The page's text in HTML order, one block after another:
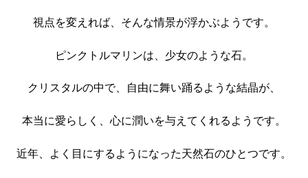
視点を変えれば、そんな情景が浮かぶようです。
ピンクトルマリンは、少女のような石。
クリスタルの中で、自由に舞い踊るような結晶が、
本当に愛らしく、心に潤いを与えてくれるようです。
近年、よく目にするようになった天然石のひとつです。